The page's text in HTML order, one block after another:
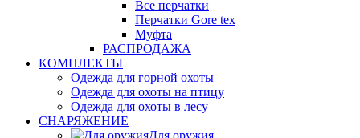
Все перчатки
Перчатки Gore tex
Муфта
РАСПРОДАЖА
КОМПЛЕКТЫ
Одежда для горной охоты
Одежда для охоты на птицу
Одежда для охоты в лесу
СНАРЯЖЕНИЕ
Для оружия